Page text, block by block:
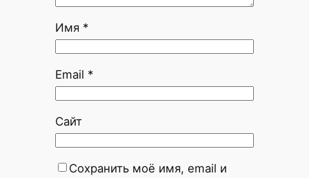
Имя *
Email *
Сайт
Сохранить моё имя, email и